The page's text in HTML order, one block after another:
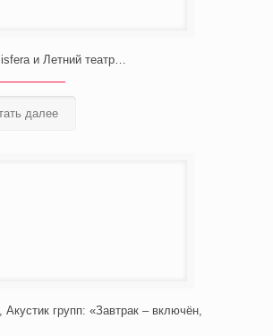
и Летний театр…
далее
групп: «Завтрак – включён,